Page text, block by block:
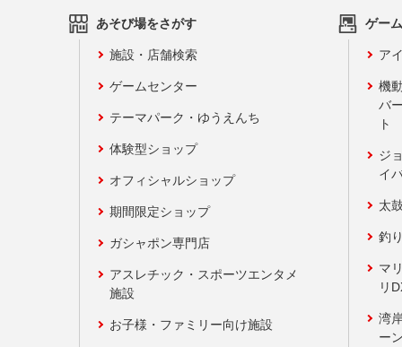
あそび場をさがす
施設・店舗検索
ゲームセンター
テーマパーク・ゆうえんち
体験型ショップ
オフィシャルショップ
期間限定ショップ
ガシャポン専門店
アスレチック・スポーツエンタメ
施設
お子様・ファミリー向け施設
ゲー
ア
機
バ
ト
ジ
イ
太
釣
マ
リ
湾
ー